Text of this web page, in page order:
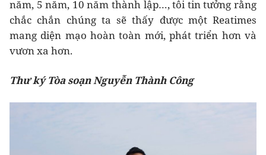
năm, 5 năm, 10 năm thành lập…, tôi tin tưởng rằng
chắc chắn chúng ta sẽ thấy được một Reatimes
mang diện mạo hoàn toàn mới, phát triển hơn và
vươn xa hơn.
Thư ký Tòa soạn Nguyễn Thành Công